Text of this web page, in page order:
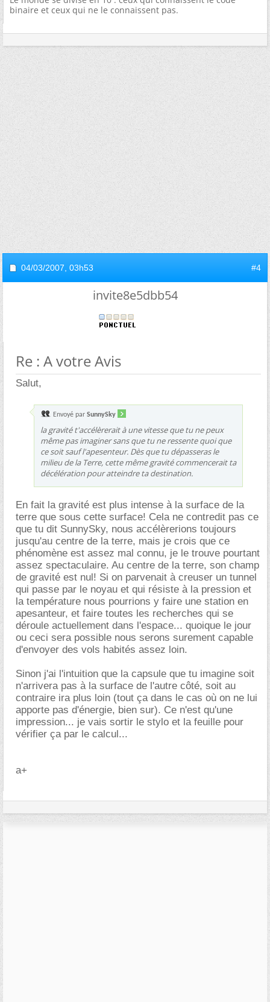
binaire et ceux qui ne le connaissent pas.
04/03/2007, 03h53 #4
invite8e5dbb54
Re : A votre Avis
Salut,
Envoyé par SunnySky
la gravité t'accélèrerait à une vitesse que tu ne peux
même pas imaginer sans que tu ne ressente quoi que
ce soit sauf l'apesenteur. Dès que tu dépasseras le
milieu de la Terre, cette même gravité commencerait ta
décélération pour atteindre ta destination.
En fait la gravité est plus intense à la surface de la
terre que sous cette surface! Cela ne contredit pas ce
que tu dit SunnySky, nous accélèrerions toujours
jusqu'au centre de la terre, mais je crois que ce
phénomène est assez mal connu, je le trouve pourtant
assez spectaculaire. Au centre de la terre, son champ
de gravité est nul! Si on parvenait à creuser un tunnel
qui passe par le noyau et qui résiste à la pression et
la température nous pourrions y faire une station en
apesanteur, et faire toutes les recherches qui se
déroule actuellement dans l'espace... quoique le jour
ou ceci sera possible nous serons surement capable
d'envoyer des vols habités assez loin.
Sinon j'ai l'intuition que la capsule que tu imagine soit
n'arrivera pas à la surface de l'autre côté, soit au
contraire ira plus loin (tout ça dans le cas où on ne lui
apporte pas d'énergie, bien sur). Ce n'est qu'une
impression... je vais sortir le stylo et la feuille pour
vérifier ça par le calcul...
a+